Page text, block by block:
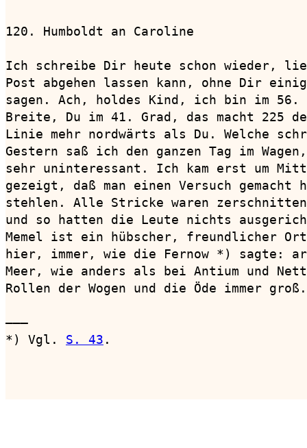
120. Humboldt an Caroline
Ich schreibe Dir heute schon wieder,
Post abgehen lassen kann, ohne Dir
sagen. Ach, holdes Kind, ich bin im 56.
Breite, Du im 41. Grad, das macht 225
Linie mehr nordwärts als Du. Welche
Gestern saß ich den ganzen Tag im
sehr uninteressant. Ich kam erst um
gezeigt, daß man einen Versuch
stehlen. Alle Stricke waren
und so hatten die Leute nichts
Memel ist ein hübscher, freundlicher
hier, immer, wie die Fernow *) sagte:
Meer, wie anders als bei Antium und
Rollen der Wogen und die Öde immer
———
*) Vgl. S. 43 .